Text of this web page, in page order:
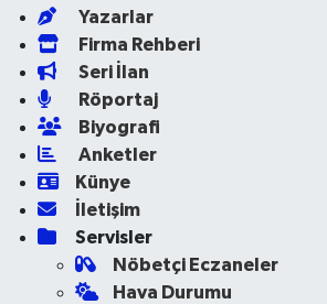
Yazarlar
Firma Rehberi
Seri İlan
Röportaj
Biyografi
Anketler
Künye
İletişim
Servisler
Nöbetçi Eczaneler
Hava Durumu